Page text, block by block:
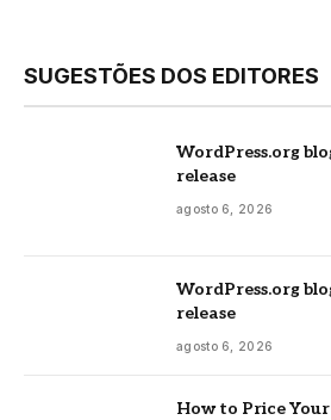
SUGESTÕES DOS EDITORES
WordPress.org
release
agosto 6, 2026
WordPress.org
release
agosto 6, 2026
How to Price